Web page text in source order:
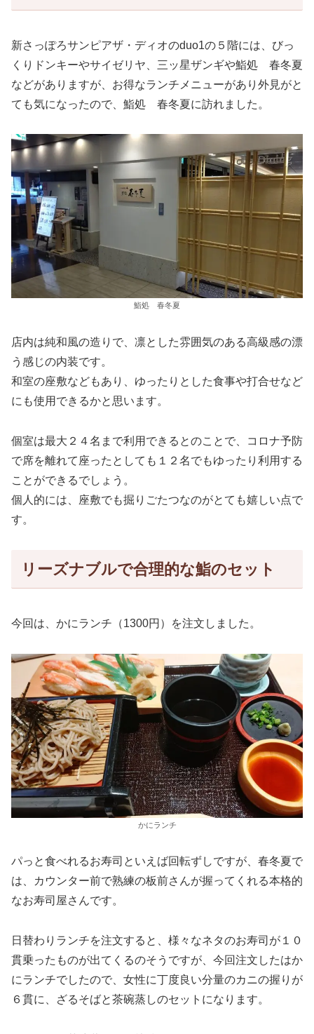
新さっぽろサンピアザ・ディオのduo1の５階には、びっ
くりドンキーやサイゼリヤ、三ッ星ザンギや鮨処 春冬夏
などがありますが、お得なランチメニューがあり外見がと
ても気になったので、鮨処 春冬夏に訪れました。
鮨処 春冬夏
店内は純和風の造りで、凛とした雰囲気のある高級感の漂
う感じの内装です。
和室の座敷などもあり、ゆったりとした食事や打合せなど
にも使用できるかと思います。
個室は最大２４名まで利用できるとのことで、コロナ予防
で席を離れて座ったとしても１２名でもゆったり利用する
ことができるでしょう。
個人的には、座敷でも掘りごたつなのがとても嬉しい点で
す。
リーズナブルで合理的な鮨のセット
今回は、かにランチ（1300円）を注文しました。
かにランチ
パっと食べれるお寿司といえば回転ずしですが、春冬夏で
は、カウンター前で熟練の板前さんが握ってくれる本格的
なお寿司屋さんです。
日替わりランチを注文すると、様々なネタのお寿司が１０
貫乗ったものが出てくるのそうですが、今回注文したはか
にランチでしたので、女性に丁度良い分量のカニの握りが
６貫に、ざるそばと茶碗蒸しのセットになります。